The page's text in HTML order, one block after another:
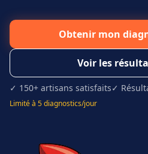
Obtenir mon
Voir les
✓ 150+ artisans satisfaits✓
Limité à 5 diagnostics/jour